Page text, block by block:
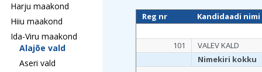
Harju maakond
Hiiu maakond
Ida-Viru maakond
Alajõe vald
Aseri vald
Reg nr Kandidaadi nimi
101
VALEV KALD
Nimekiri kokku